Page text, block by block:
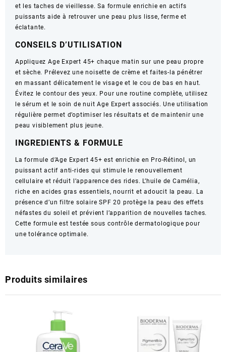
SPF
20
–
les
Rides
et les taches de vieillesse. Sa formule enrichie en actifs
puissants aide à retrouver une peau plus lisse, ferme et
éclatante.
CONSEILS D’UTILISATION
Appliquez Age Expert 45+ chaque matin sur une peau propre
et sèche. Prélevez une noisette de crème et faites-la pénétrer
en massant délicatement le visage et le cou de bas en haut.
Évitez le contour des yeux. Pour une routine complète, utilisez
le sérum et le soin de nuit Age Expert associés. Une utilisation
régulière permet d’optimiser les résultats et de maintenir une
peau visiblement plus jeune.
INGREDIENTS & FORMULE
La formule d’Age Expert 45+ est enrichie en Pro-Rétinol, un
puissant actif anti-rides qui stimule le renouvellement
cellulaire et réduit l’apparence des rides. L’huile de Camélia,
riche en acides gras essentiels, nourrit et adoucit la peau. La
présence d’un filtre solaire SPF 20 protège la peau des effets
néfastes du soleil et prévient l’apparition de nouvelles taches.
Cette formule est testée sous contrôle dermatologique pour
une tolérance optimale.
Produits similaires